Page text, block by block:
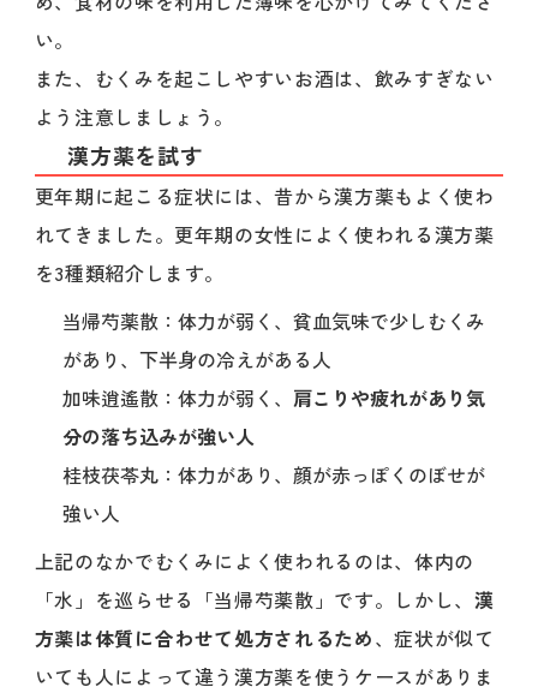
い。
また、むくみを起こしやすいお酒は、飲みすぎない
よう注意しましょう。
漢方薬を試す
更年期に起こる症状には、昔から漢方薬もよく使わ
れてきました。更年期の女性によく使われる漢方薬
を3種類紹介します。
当帰芍薬散：体力が弱く、貧血気味で少しむくみ
があり、下半身の冷えがある人
加味逍遙散：体力が弱く、 肩こりや疲れがあり気
分の落ち込みが強い人
桂枝茯苓丸：体力があり、顔が赤っぽくのぼせが
強い人
上記のなかでむくみによく使われるのは、体内の
「水」を巡らせる「当帰芍薬散」です。しかし、 漢
方薬は体質に合わせて処方されるため、症状が似て
いても人によって違う漢方薬を使うケースがありま